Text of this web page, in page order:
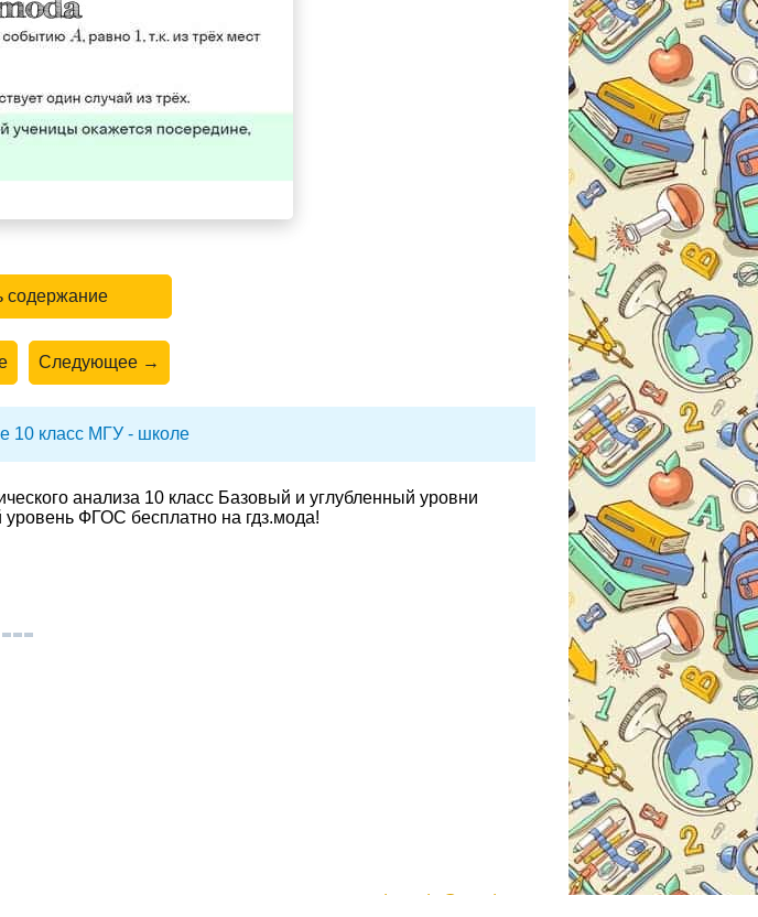
содержание
Следующее →
10 класс МГУ - школе
анализа 10 класс Базовый и углубленный уровни
ФГОС бесплатно на гдз.мода!
gdzmoda@yandex.ru